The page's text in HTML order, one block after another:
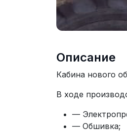
Описание
Кабина нового
В ходе
—
— Обшивка;